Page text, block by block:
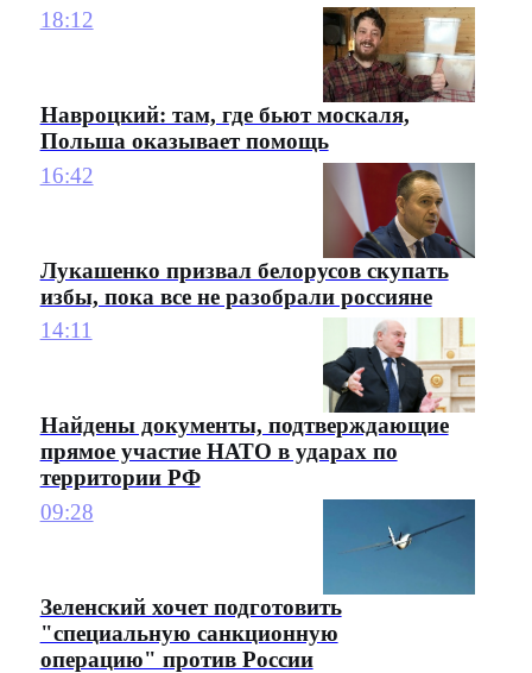
18:12
Навроцкий: там, где бьют москаля,
Польша оказывает помощь
16:42
Лукашенко призвал белорусов скупать
избы, пока все не разобрали россияне
14:11
Найдены документы, подтверждающие
прямое участие НАТО в ударах по
территории РФ
09:28
Зеленский хочет подготовить
"специальную санкционную
операцию" против России